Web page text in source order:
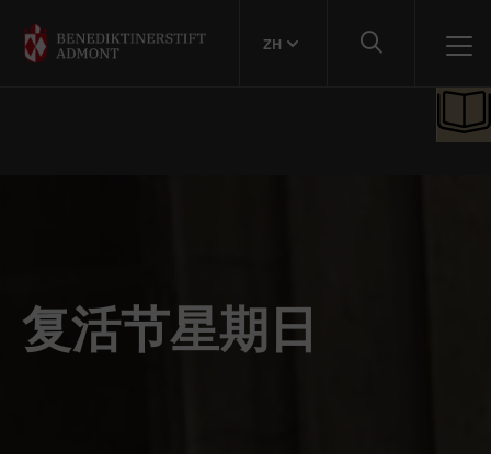
ZH
复活节星期日